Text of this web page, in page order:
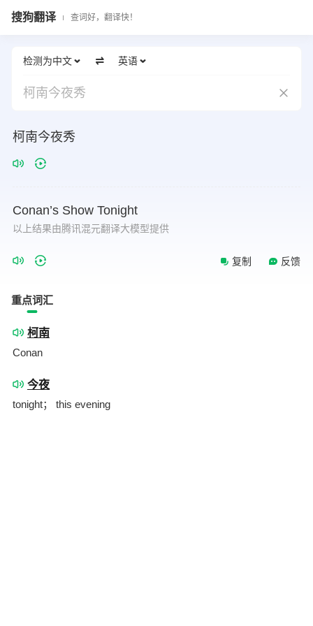
搜狗翻译 查词好，翻译快！
检测为中文 英语
柯南今夜秀
柯南今夜秀
Conan’s Show Tonight
以上结果由腾讯混元翻译大模型提供
复制 反馈
重点词汇
柯南
Conan
今夜
tonight； this evening